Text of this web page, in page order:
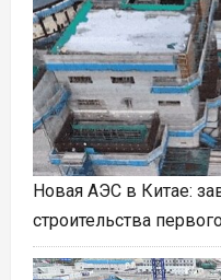
Новая АЭС в Китае:
строительства